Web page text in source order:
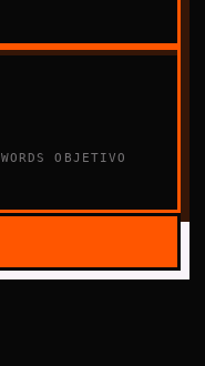
OBJETIVO